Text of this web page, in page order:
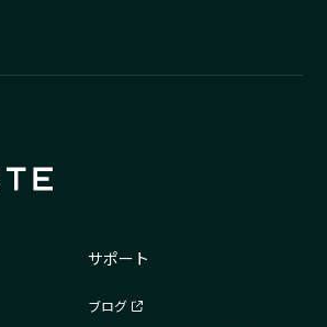
サポート
ブログ